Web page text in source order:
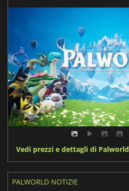
Vedi prezzi e dettagli di Palworld
PALWORLD NOTIZIE